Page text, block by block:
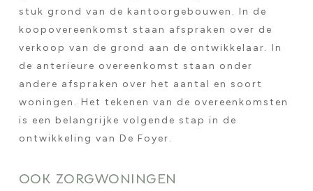
stuk grond van de kantoorgebouwen. In de
koopovereenkomst staan afspraken over de
verkoop van de grond aan de ontwikkelaar. In
de anterieure overeenkomst staan onder
andere afspraken over het aantal en soort
woningen. Het tekenen van de overeenkomsten
is een belangrijke volgende stap in de
ontwikkeling van De Foyer.
OOK ZORGWONINGEN